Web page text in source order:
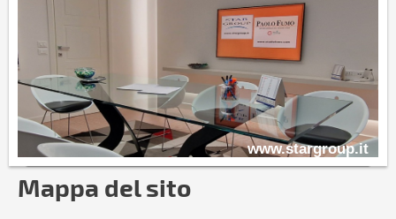
www.stargroup.it
Mappa del sito